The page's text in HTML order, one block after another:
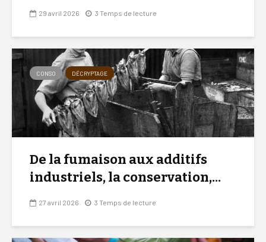
29 avril 2026 3 Temps de lecture
CONSO DÉCRYPTAGE
De la fumaison aux additifs
industriels, la conservation,...
27 avril 2026 3 Temps de lecture